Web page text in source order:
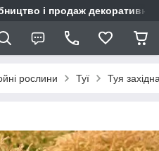
і продаж декоративних
рослини Туї Туя